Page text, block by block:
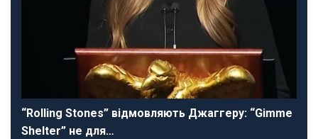
“Rolling Stones” відмовляють Джаггеру: “Gimme
Shelter” не для…